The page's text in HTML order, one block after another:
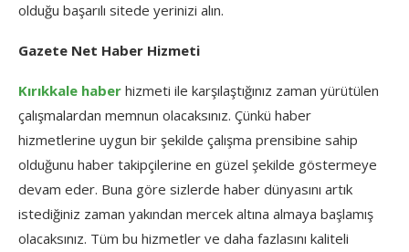
olduğu başarılı sitede yerinizi alın.
Gazete Net Haber Hizmeti
Kırıkkale haber hizmeti ile karşılaştığınız zaman yürütülen
çalışmalardan memnun olacaksınız. Çünkü haber
hizmetlerine uygun bir şekilde çalışma prensibine sahip
olduğunu haber takipçilerine en güzel şekilde göstermeye
devam eder. Buna göre sizlerde haber dünyasını artık
istediğiniz zaman yakından mercek altına almaya başlamış
olacaksınız. Tüm bu hizmetler ve daha fazlasını kaliteli